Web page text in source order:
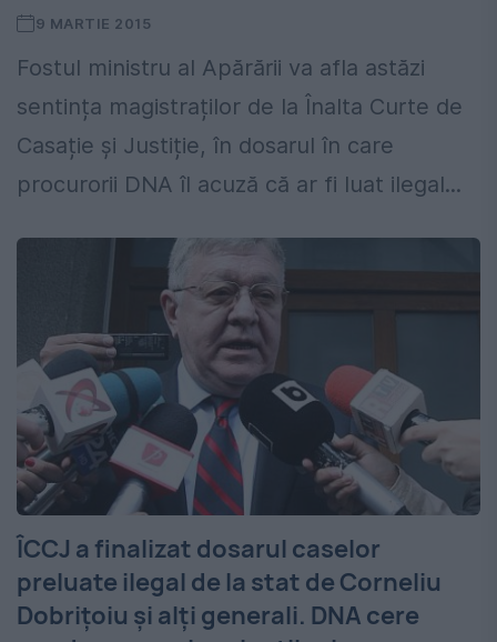
9 MARTIE 2015
Fostul ministru al Apărării va afla astăzi
sentința magistraților de la Înalta Curte de
Casație și Justiție, în dosarul în care
procurorii DNA îl acuză că ar fi luat ilegal...
ÎCCJ a finalizat dosarul caselor
preluate ilegal de la stat de Corneliu
Dobriţoiu şi alţi generali. DNA cere